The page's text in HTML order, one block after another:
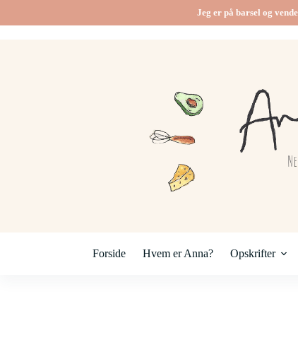
Jeg er på barsel og
Forside Hvem er Anna? Opskrifter